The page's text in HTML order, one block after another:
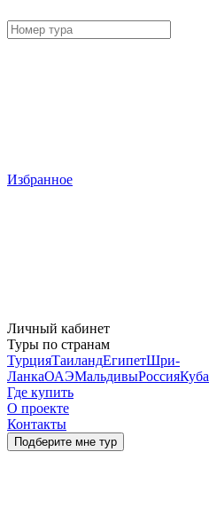
Избранное
Личный кабинет
Туры по странам
ТурцияТаиландЕгипетШри-
ЛанкаОАЭМальдивыРоссияКуба
Где купить
О проекте
Контакты
Подберите мне тур